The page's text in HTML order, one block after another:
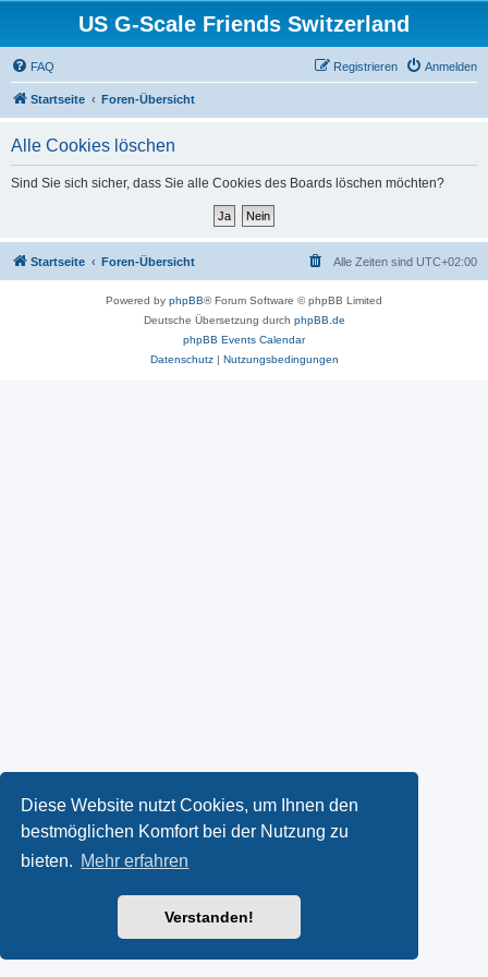
Diese Website nutzt Cookies, um Ihnen den
bestmöglichen Komfort bei der Nutzung zu
bieten. Mehr erfahren
Verstanden!
US G-Scale Friends Switzerland
FAQ Anmelden
Registrieren
Startseite Foren-Übersicht
Alle Cookies löschen
Sind Sie sich sicher, dass Sie alle Cookies des Boards löschen möchten?
Startseite Foren-Übersicht Alle Zeiten sind UTC+02:00
Powered by phpBB® Forum Software © phpBB Limited
Deutsche Übersetzung durch phpBB.de
phpBB Events Calendar
Datenschutz| Nutzungsbedingungen